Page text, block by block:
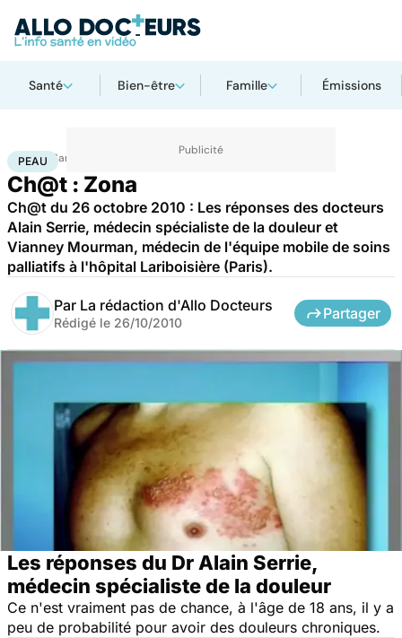
Santé Bien-être Famille Émissions
Accueil Santé
PEAU
Ch@t : Zona
Ch@t du 26 octobre 2010 : Les réponses des docteurs
Alain Serrie, médecin spécialiste de la douleur et
Vianney Mourman, médecin de l'équipe mobile de soins
palliatifs à l'hôpital Lariboisière (Paris).
Par La rédaction d'Allo Docteurs
Rédigé le 26/10/2010
Partager
Les réponses du Dr Alain Serrie,
médecin spécialiste de la douleur
Ce n'est vraiment pas de chance, à l'âge de 18 ans, il y a
peu de probabilité pour avoir des douleurs chroniques.